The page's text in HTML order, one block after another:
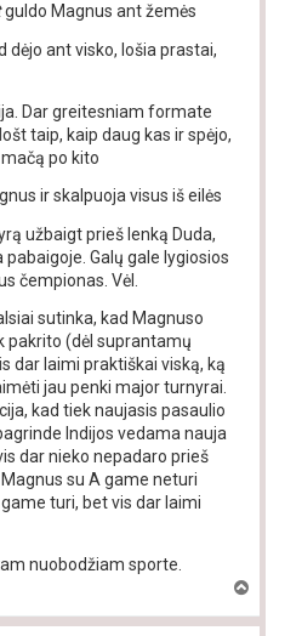
guldo Magnus ant žemės
dėjo ant visko, lošia prastai,
Dar greitesniam formate
taip, kaip daug kas ir spėjo,
po kito
ir skalpuoja visus iš eilės
užbaigt prieš lenką Duda,
Galų gale lygiosios
čempionas. Vėl.
sutinka, kad Magnuso
pakrito (dėl suprantamų
dar laimi praktiškai viską, ką
jau penki major turnyrai.
kad tiek naujasis pasaulio
Indijos vedama nauja
dar nieko nepadaro prieš
su A game neturi
turi, bet vis dar laimi
nuobodžiam sporte.
p